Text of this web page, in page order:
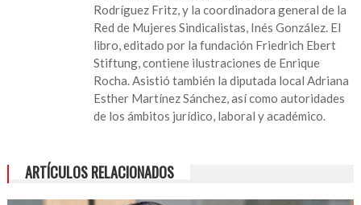
Rodríguez Fritz, y la coordinadora general de la
Red de Mujeres Sindicalistas, Inés González. El
libro, editado por la fundación Friedrich Ebert
Stiftung, contiene ilustraciones de Enrique
Rocha. Asistió también la diputada local Adriana
Esther Martínez Sánchez, así como autoridades
de los ámbitos jurídico, laboral y académico.
ARTÍCULOS RELACIONADOS